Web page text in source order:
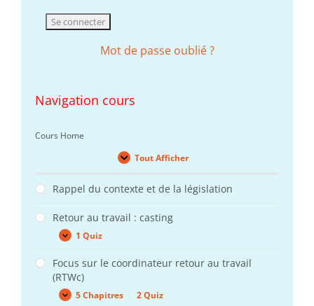
Mot de passe oublié ?
Navigation cours
Cours Home
Tout Afficher
Leçons
Rappel du contexte et de la législation
Retour au travail : casting
Expand
Retour
travail
:
casting
1 Quiz
Focus sur le coordinateur retour au travail
(RTWc)
Expand
Focus5 Chapitres 2 Quiz